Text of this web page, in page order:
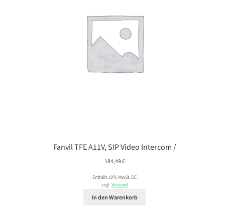
Fanvil TFE A11V, SIP Video Intercom /
184,49€
Enthält 19% MwSt. DE
zzgl.Versand
In den Warenkorb